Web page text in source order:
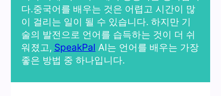
다.중국어를 배우는 것은 어렵고 시간이 많
이 걸리는 일이 될 수 있습니다. 하지만 기
술의 발전으로 언어를 습득하는 것이 더 쉬
워졌고, SpeakPal AI는 언어를 배우는 가장
좋은 방법 중 하나입니다.